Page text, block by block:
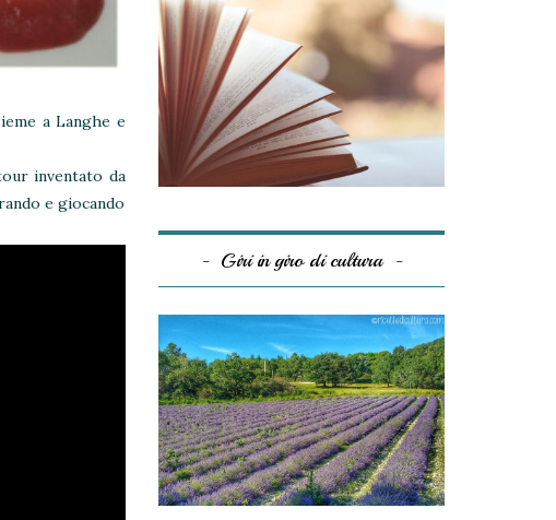
a Langhe e
inventato da
e giocando
Giri in giro di cultura